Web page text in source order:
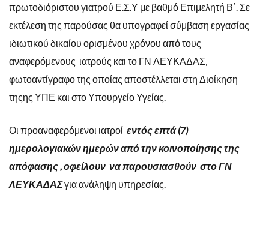
πρωτοδιόριστου γιατρού Ε.Σ.Υ με βαθμό Επιμελητή Β΄. Σε
εκτέλεση της παρούσας θα υπογραφεί σύμβαση εργασίας
ιδιωτικού δικαίου ορισμένου χρόνου από τους
αναφερόμενους ιατρούς και το ΓΝ ΛΕΥΚΑΔΑΣ,
φωτοαντίγραφο της οποίας αποστέλλεται στη Διοίκηση
τηςης ΥΠΕ και στο Υπουργείο Υγείας.
Οι προαναφερόμενοι ιατροί εντός επτά (7)
ημερολογιακών ημερών από την κοινοποίησης της
απόφασης , οφείλουν να παρουσιασθούν στο ΓΝ
ΛΕΥΚΑΔΑΣγια ανάληψη υπηρεσίας.